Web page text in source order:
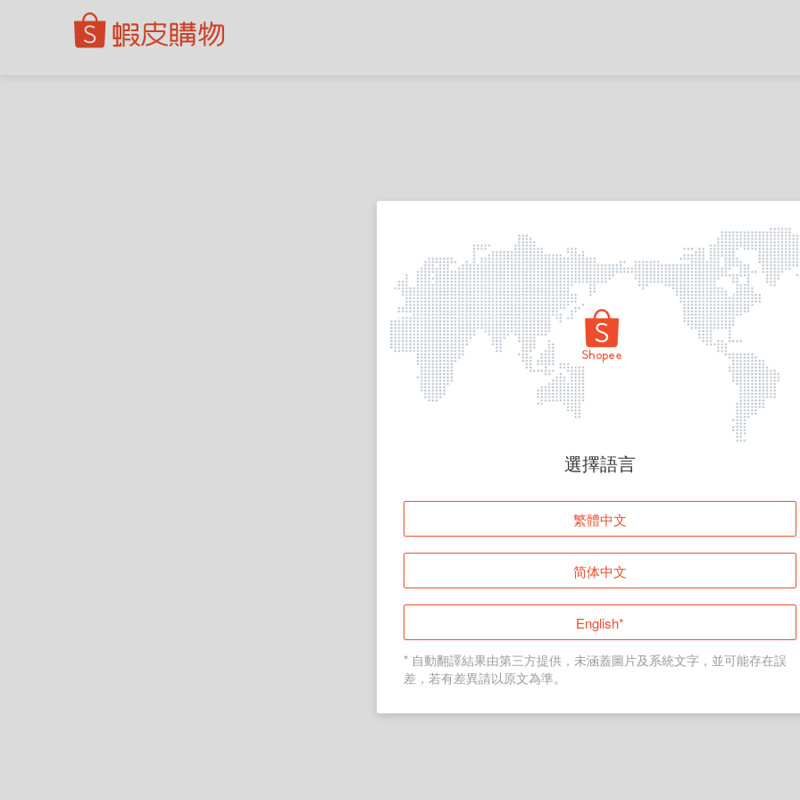
頁面無法顯示
登入
返回首頁
選擇語言
繁體中文
简体中文
English*
* 自動翻譯結果由第三方提供，未涵蓋圖片及系統文字，並可能存在誤
差，若有差異請以原文為準。